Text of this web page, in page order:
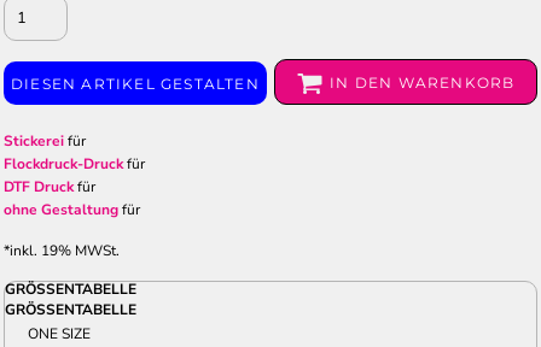
DIESEN ARTIKEL GESTALTEN IN DEN WARENKORB
Stickereifür
Flockdruck-Druckfür
DTF Druckfür
ohne Gestaltungfür
*inkl. 19% MWSt.
GRÖSSENTABELLE
GRÖSSENTABELLE
ONE SIZE